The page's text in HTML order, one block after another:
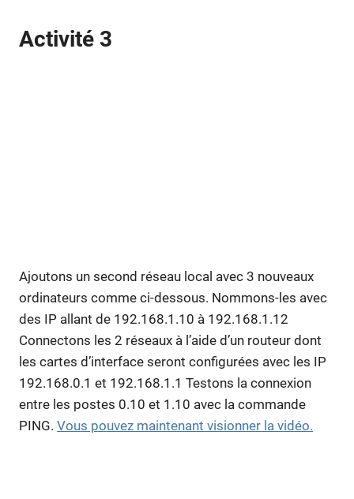
Activité 3
Ajoutons un second réseau local avec 3 nouveaux
ordinateurs comme ci-dessous. Nommons-les avec
des IP allant de 192.168.1.10 à 192.168.1.12
Connectons les 2 réseaux à l’aide d’un routeur dont
les cartes d’interface seront configurées avec les IP
192.168.0.1 et 192.168.1.1 Testons la connexion
entre les postes 0.10 et 1.10 avec la commande
PING. Vous pouvez maintenant visionner la vidéo.